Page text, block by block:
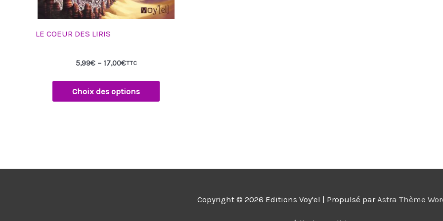
LE COEUR DES LIRIS
5,99€– 17,00€TTC
Choix des options
page
du
produit
Copyright © 2026 Editions Voy'el | Propulsé par Astra Thème